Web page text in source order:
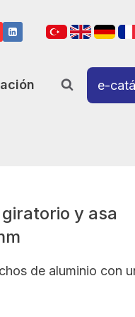
e-
y asa
de aluminio con